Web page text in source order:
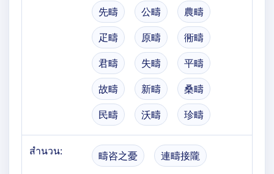
先疇 公疇 農疇
疋疇 原疇 衕疇
君疇 失疇 平疇
故疇 新疇 桑疇
民疇 沃疇 珍疇
สำนวน: 疇咨之憂 連疇接隴